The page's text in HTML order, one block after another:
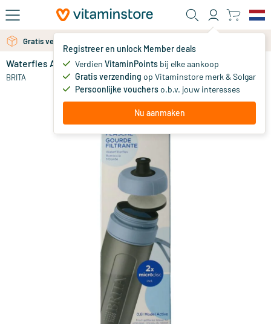
Ga naar de hoofdinhoud
Registreer en unlock Member deals
Verdien VitaminPoints bij elke aankoop
Gratis verzending op Vitaminstore merk & Solgar
Persoonlijke voucherso.b.v. jouw interesses
Nu aanmaken
Gratis verzending vanaf 25 euro
Gratis persoonlijk advies via chat of email
Waterfles Active Donkerblauw
BRITA 15.